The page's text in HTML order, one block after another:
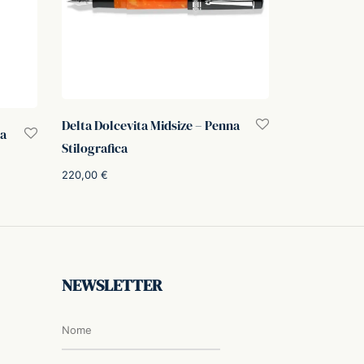
Delta Dolcevita Midsize – Penna
Stilografica
220,00 €
NEWSLETTER